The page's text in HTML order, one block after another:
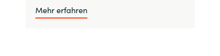
Mehr erfahren